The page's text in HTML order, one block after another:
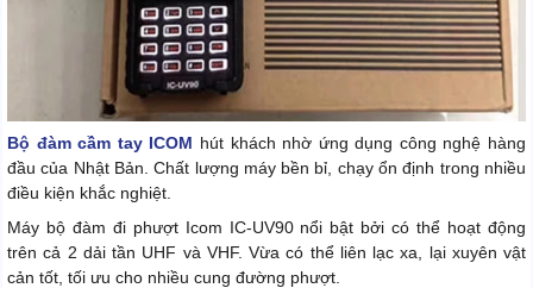
Bộ đàm cầm tay ICOM hút khách nhờ ứng dụng công nghệ hàng
đầu của Nhật Bản. Chất lượng máy bền bỉ, chạy ổn định trong nhiều
điều kiện khắc nghiệt.
Máy bộ đàm đi phượt Icom IC-UV90 nổi bật bởi có thể hoạt động
trên cả 2 dải tần UHF và VHF. Vừa có thể liên lạc xa, lại xuyên vật
cản tốt, tối ưu cho nhiều cung đường phượt.